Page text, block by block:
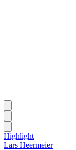
Highlight
Lars Heermeier